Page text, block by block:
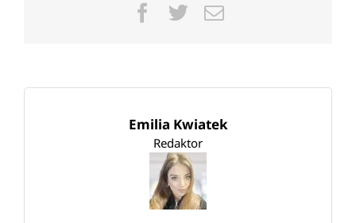
Facebook
TwitterEmail
Emilia Kwiatek
Redaktor